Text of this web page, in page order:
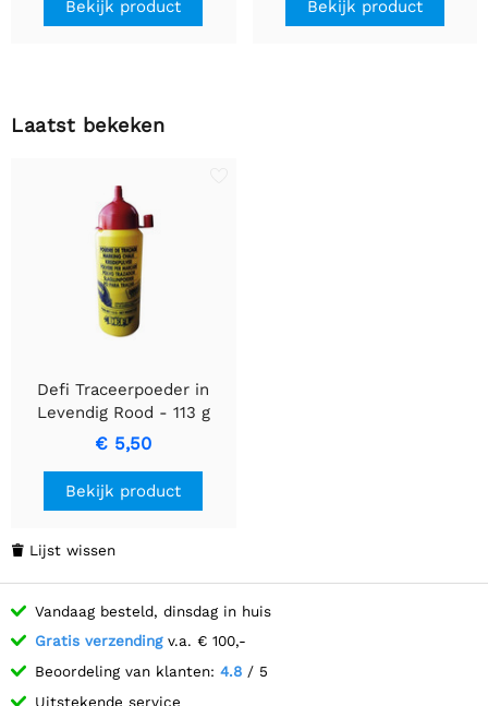
Bekijk product Bekijk product
Laatst bekeken
Defi Traceerpoeder in
Levendig Rood - 113 g
verpakking
€ 5,50
Bekijk product
 Lijst wissen
Vandaag besteld, dinsdag in huis
Gratis verzendingv.a. € 100,-
Beoordeling van klanten: 4.8 / 5
Uitstekende service